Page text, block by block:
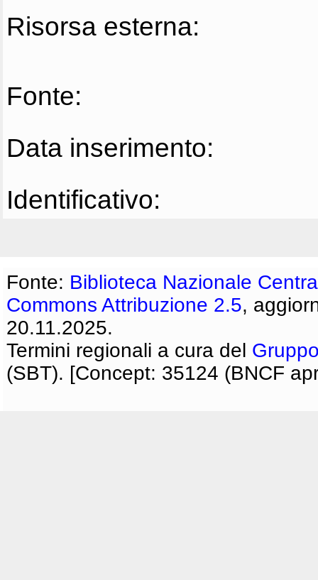
Risorsa esterna:
Fonte:
Data inserimento:
Identificativo:
Fonte: Biblioteca Nazionale
Commons Attribuzione 2.5,
20.11.2025.
Termini regionali a cura del
(SBT). [Concept: 35124 (BNCF